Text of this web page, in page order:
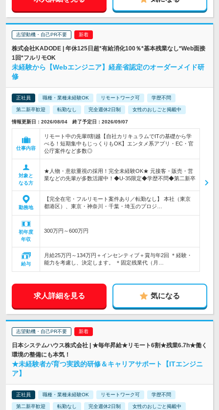
志望動機・自己PR不要
株式会社KADODE | 年休125日超*有給消化100％*基本残業なし*Web面接
1回*フルリモOK
未経験から【Webエンジニア】経産省認定のオーダーメイド研
修
正社員 職種・業種未経験OK リモートワーク可 学歴不問
第二新卒歓迎 転勤なし 完全週休2日制 女性のおしごと掲載中
情報更新日：2026/08/04 終了予定日：2026/09/07
仕事内容
リモート中の先輩8割越【自社カリキュラムでITの基礎から学
べる！短期集中もじっくりもOK】エンタメ系アプリ・EC・官
公庁案件など多数◎
対象と
なる方
★人物・意欲重視の採用！完全未経験OK★ 元接客・販売・営
業などの先輩が多数活躍中！◆U-35限定◆学歴不問◆第二新卒
勤務地
【完全在宅・フルリモート案件あり／転勤なし】 本社（東京
都港区）、東京・神奈川・千葉・埼玉のプロジ…
初年度
年収
300万円～600万円
給与
月給25万円～134万円＋インセンティブ＋賞与年2回 ＊経験・
能力を考慮し、決定します。 ＊固定残業代（月…
求人詳細を見る 気になる
志望動機・自己PR不要
日本システムハウス株式会社 | ★毎年昇給★リモート6割★残業6.7h★働く
環境の整備にも本気！
★未経験者が育つ実践的研修＆キャリアサポート【ITエンジニ
ア】
正社員 職種・業種未経験OK リモートワーク可 学歴不問
第二新卒歓迎 転勤なし 完全週休2日制 女性のおしごと掲載中